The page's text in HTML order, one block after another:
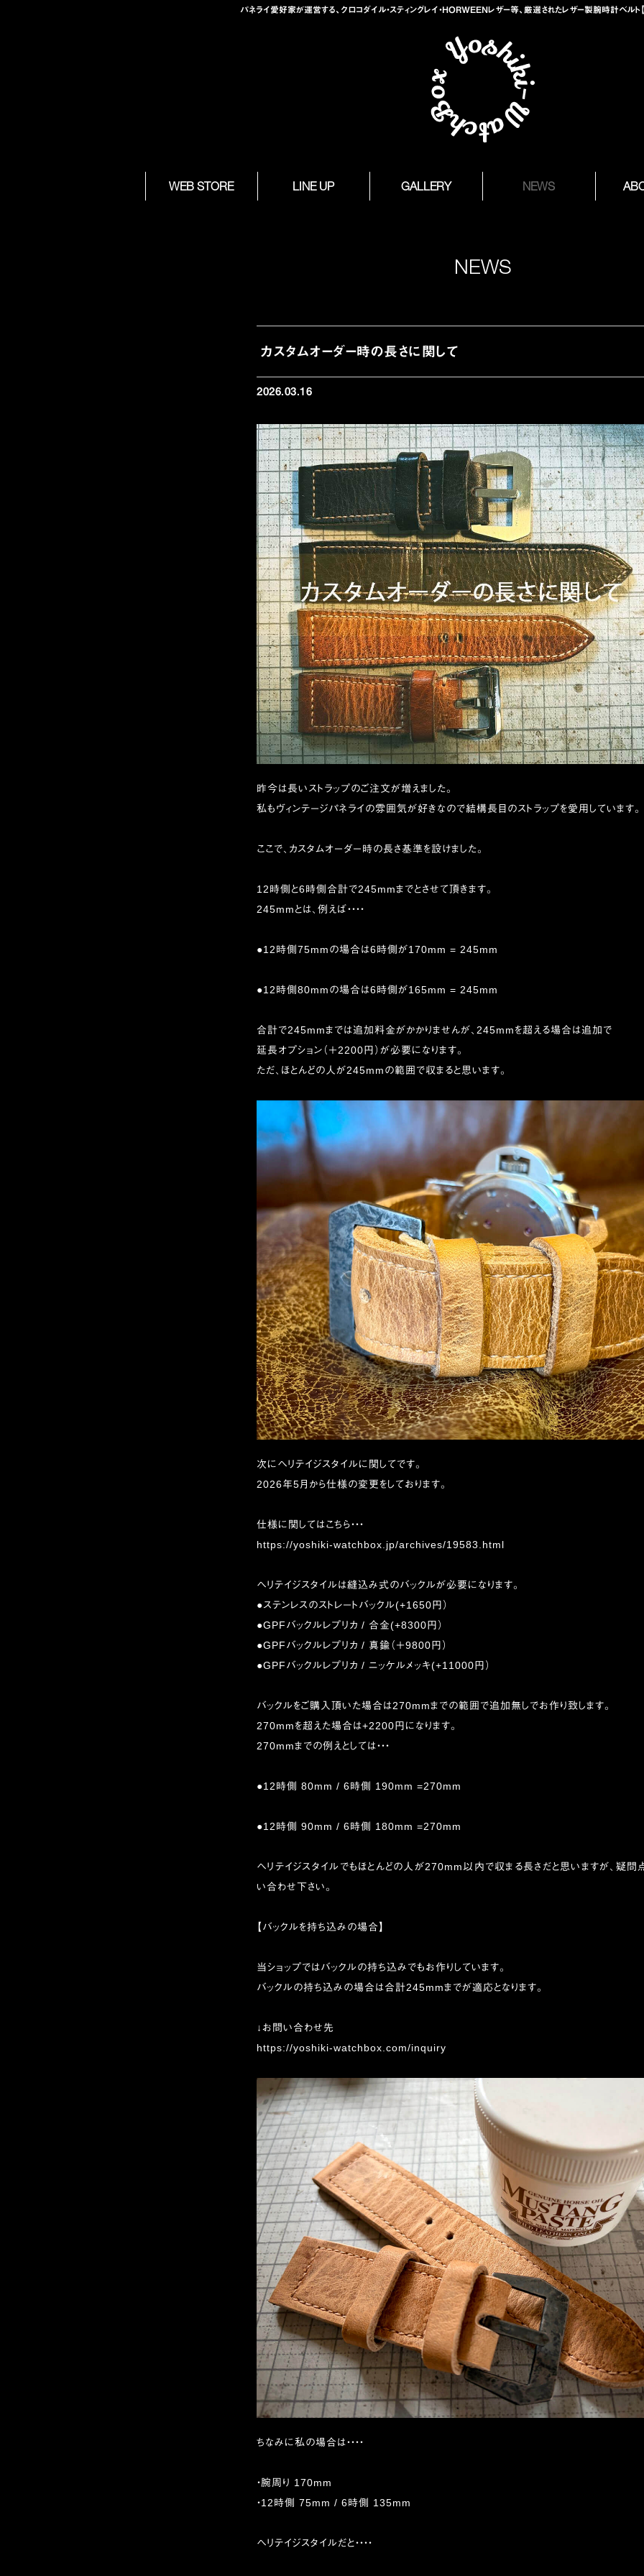
パネライ愛好家が運営する、クロコダイル・スティングレイ・HORWEENレザー等、厳選されたレザー製腕時計ベル
WEB STORE LINE UP GALLERY NEWS
NEWS
カスタムオーダー時の長さに関して
2026.03.16
昨今は長いストラップのご注文が増えました。
私もヴィンテージパネライの雰囲気が好きなので結構長目のストラップを愛用しています。
ここで、カスタムオーダー時の長さ基準を設けました。
12時側と6時側合計で245mmまでとさせて頂きます。
245mmとは、例えば・・・・
●12時側75mmの場合は6時側が170mm = 245mm
●12時側80mmの場合は6時側が165mm = 245mm
合計で245mmまでは追加料金がかかりませんが、245mmを超える場合は追加で
延長オプション（＋2200円）が必要になります。
ただ、ほとんどの人が245mmの範囲で収まると思います。
次にヘリテイジスタイルに関してです。
2026年5月から仕様の変更をしております。
仕様に関してはこちら・・・
https://yoshiki-watchbox.jp/archives/19583.html
ヘリテイジスタイルは縫込み式のバックルが必要になります。
●ステンレスのストレートバックル(+1650円）
●GPFバックルレプリカ / 合金(+8300円）
●GPFバックルレプリカ / 真鍮（＋9800円）
●GPFバックルレプリカ / ニッケルメッキ(+11000円）
バックルをご購入頂いた場合は270mmまでの範囲で追加無しでお作り致します。
270mmを超えた場合は+2200円になります。
270mmまでの例えとしては・・・
●12時側 80mm / 6時側 190mm =270mm
●12時側 90mm / 6時側 180mm =270mm
ヘリテイジスタイルでもほとんどの人が270mm以内で収まる長さだと思いますが、疑問
い合わせ下さい。
【バックルを持ち込みの場合】
当ショップではバックルの持ち込みでもお作りしています。
バックルの持ち込みの場合は合計245mmまでが適応となります。
↓お問い合わせ先
https://yoshiki-watchbox.com/inquiry
ちなみに私の場合は・・・・
・腕周り 170mm
・12時側 75mm / 6時側 135mm
ヘリテイジスタイルだと・・・・